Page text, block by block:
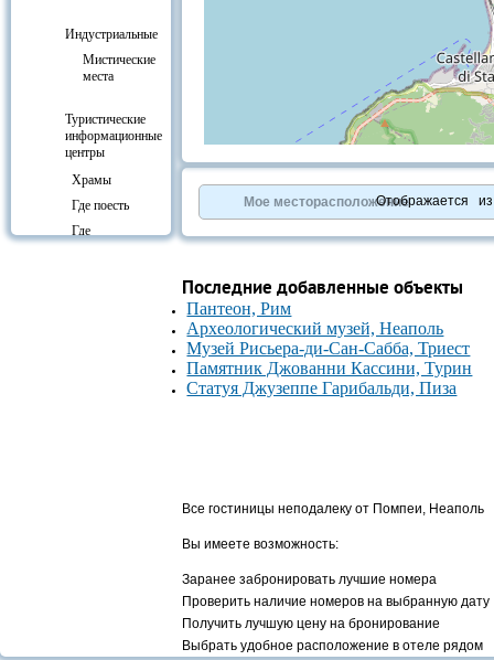
Индустриальные
Мистические
места
Туристические
информационные
центры
Храмы
Где поесть
Где
остановиться
OpenStreetMapcontributors.
»
Мое месторасположениеОтображается
Последние добавленные объекты
Пантеон, Рим
Археологический музей, Неаполь
Музей Рисьера-ди-Сан-Сабба, Триест
Памятник Джованни Кассини, Турин
Статуя Джузеппе Гарибальди, Пиза
Все гостиницы неподалеку от Помпеи, Неаполь
Вы имеете возможность:
Заранее забронировать лучшие номера
Проверить наличие номеров на выбранную дату
Получить лучшую цену на бронирование
Выбрать удобное расположение в отеле рядом